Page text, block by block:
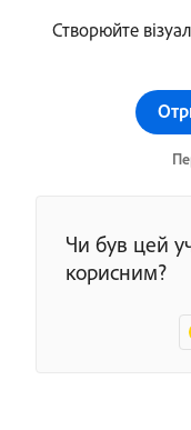
Створюйте
Чи був цей
корисним?